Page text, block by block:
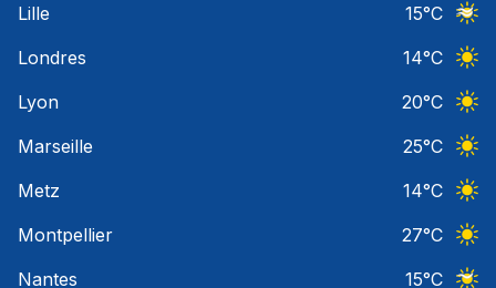
Lille
15°C
Londres
14°C
Lyon
20°C
Marseille
25°C
Metz
14°C
Montpellier
27°C
Nantes
15°C